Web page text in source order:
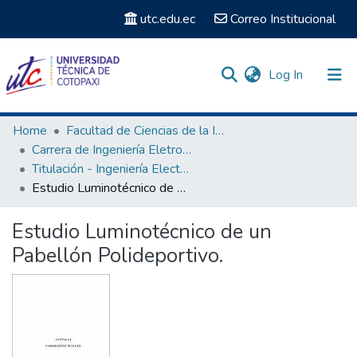
utc.edu.ec Correo Institucional
Log In (current)
Communities & Collections
Search
Statistics
Home
Facultad de Ciencias de la Ingeniería y Aplicadas
Carrera de Ingeniería Eletromecánica
Titulación - Ingeniería Electromecánica
Estudio Luminotécnico de un Pabellón Polideportivo.
Estudio Luminotécnico de un
Pabellón Polideportivo.